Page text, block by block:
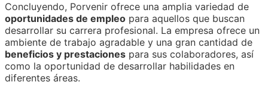
Concluyendo, Porvenir ofrece una amplia variedad de
oportunidades de empleo para aquellos que buscan
desarrollar su carrera profesional. La empresa ofrece un
ambiente de trabajo agradable y una gran cantidad de
beneficios y prestaciones para sus colaboradores, así
como la oportunidad de desarrollar habilidades en
diferentes áreas.